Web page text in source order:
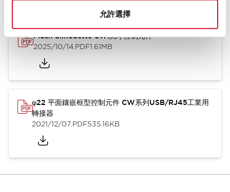
允許選擇
Flush Silhouette CW系列 控制元件
2025/10/14.PDF1.61MB
φ22 平面鑲嵌框型控制元件 CW系列USB/RJ45工業用
轉接器
2021/12/07.PDF535.16KB